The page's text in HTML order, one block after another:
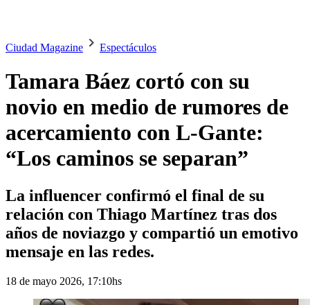
Ciudad Magazine Espectáculos
Tamara Báez cortó con su
novio en medio de rumores de
acercamiento con L-Gante:
“Los caminos se separan”
La influencer confirmó el final de su
relación con Thiago Martínez tras dos
años de noviazgo y compartió un emotivo
mensaje en las redes.
18 de mayo 2026, 17:10hs